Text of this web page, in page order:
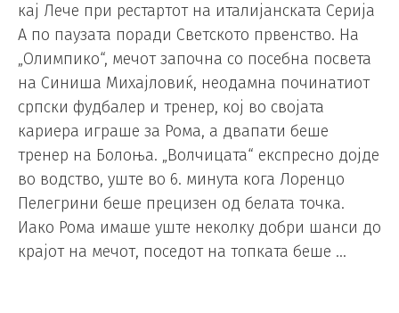
кај Лече при рестартот на италијанската Серија
А по паузата поради Светското првенство. На
„Олимпико“, мечот започна со посебна посвета
на Синиша Михајловиќ, неодамна починатиот
српски фудбалер и тренер, кој во својата
кариера играше за Рома, а двапати беше
тренер на Болоња. „Волчицата“ експресно дојде
во водство, уште во 6. минута кога Лоренцо
Пелегрини беше прецизен од белата точка.
Иако Рома имаше уште неколку добри шанси до
крајот на мечот, поседот на топката беше …